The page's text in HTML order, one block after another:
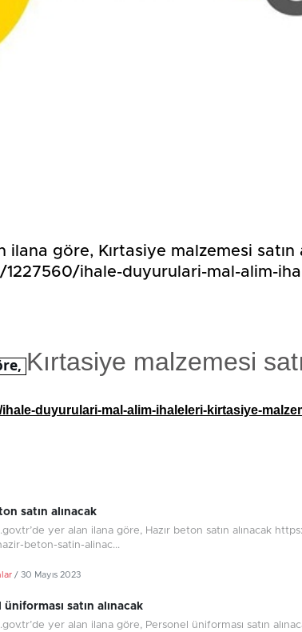
göre, Kırtasiye malzemesi satın
ihale-duyurulari-mal-alim-
Kırtasiye malzemesi
ihale-duyurulari-mal-alim-ihaleleri-kirtasiye-
satın alınacak
yer alan ilana göre, Hazır beton satın alınacak
beton-satin-alinac...
/ 30 Mayıs 2023
üniforması satın alınacak
yer alan ilana göre, Personel üniforması satın